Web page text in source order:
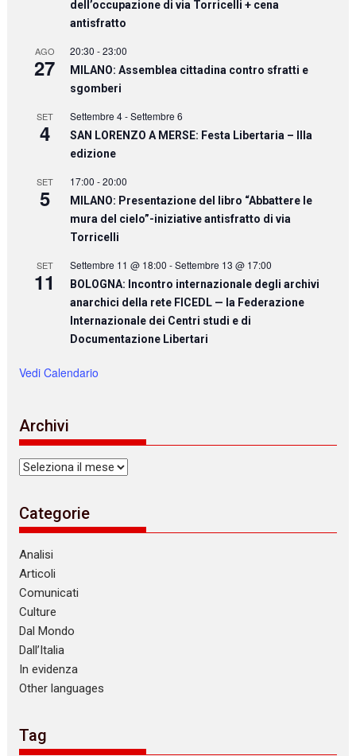
dell’occupazione di via Torricelli + cena
antisfratto
AGO
27
20:30 -23:00
MILANO: Assemblea cittadina contro sfratti e
sgomberi
SET
4
Settembre 4-Settembre 6
SAN LORENZO A MERSE: Festa Libertaria – IIIa
edizione
SET
5
17:00 -20:00
MILANO: Presentazione del libro “Abbattere le
mura del cielo”-iniziative antisfratto di via
Torricelli
SET
11
Settembre 11 @ 18:00 -Settembre 13 @ 17:00
BOLOGNA: Incontro internazionale degli archivi
anarchici della rete FICEDL — la Federazione
Internazionale dei Centri studi e di
Documentazione Libertari
Vedi Calendario
Archivi
Archivi
Categorie
Analisi
Articoli
Comunicati
Culture
Dal Mondo
Dall’Italia
In evidenza
Other languages
Tag